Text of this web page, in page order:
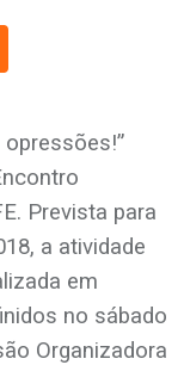
Prevista para
a atividade
em
no sábado
Organizadora